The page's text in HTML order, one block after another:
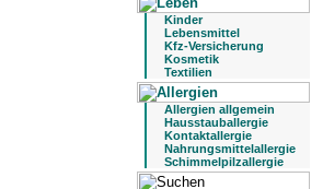
Kinder
Lebensmittel
Kfz-Versicherung
Kosmetik
Textilien
Allergien allgemein
Hausstauballergie
Kontaktallergie
Nahrungsmittelallergie
Schimmelpilzallergie